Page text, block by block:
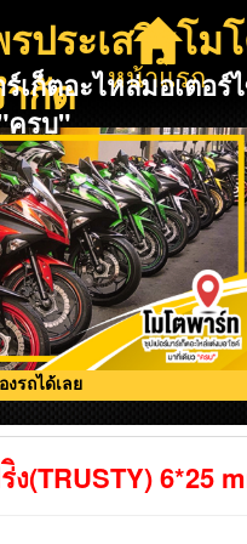
ประเสริฐโม
กัด
เก็ตอะไหล่มอเตอร์
ครบ"
หน้าแรก
รถได้เลย
(TRUSTY) 6*25